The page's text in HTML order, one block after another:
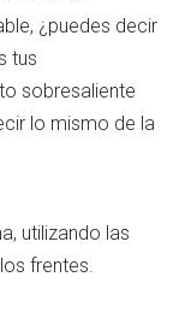
¿puedes decir
tus
sobresaliente
lo mismo de la
utilizando las
frentes.